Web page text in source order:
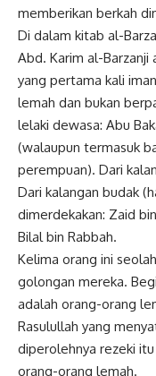
memberikan berkah
Di dalam kitab al-
Abd. Karim al-Barzanji
yang pertama kali
lemah dan bukan
lelaki dewasa: Abu
(walaupun termasuk
perempuan). Dari
Dari kalangan budak
dimerdekakan: Zaid
Bilal bin Rabbah.
Kelima orang ini
golongan mereka.
adalah orang-orang
Rasulullah yang
diperolehnya rezeki
orang-orang lemah.